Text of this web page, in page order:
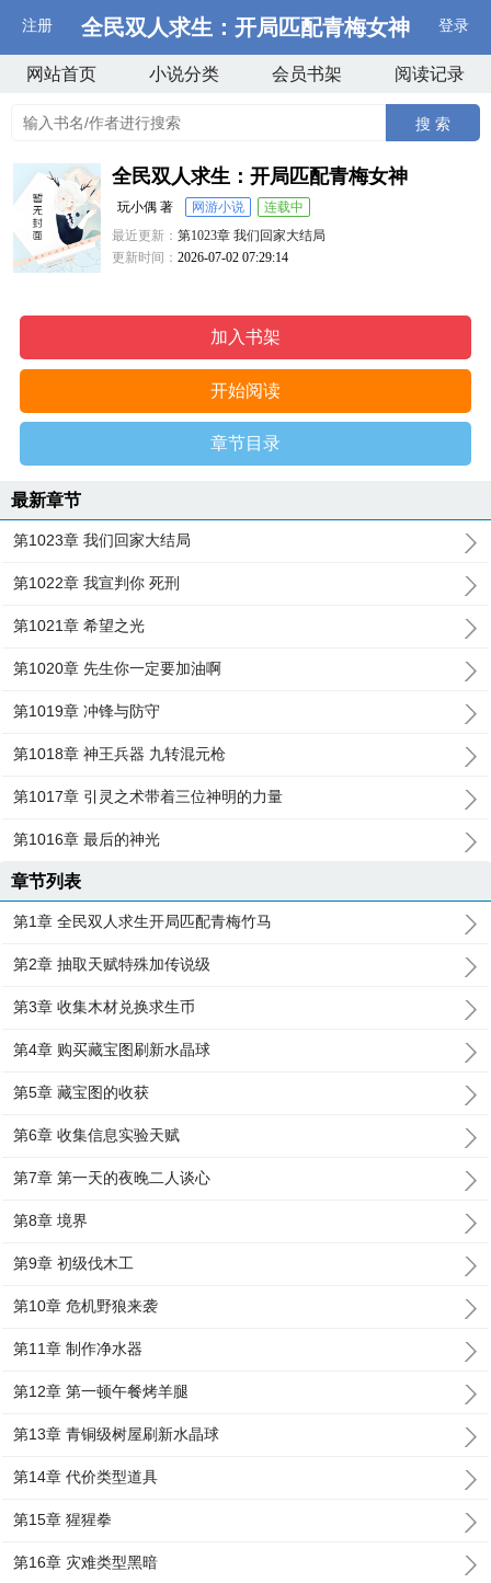
注册 全民双人求生：开局匹配青梅女神 登录
网站首页 小说分类 会员书架 阅读记录
搜 索
全民双人求生：开局匹配青梅女神
玩小偶 著 网游小说
连载中
最近更新：第1023章 我们回家大结局
更新时间：2026-07-02 07:29:14
加入书架
开始阅读
章节目录
最新章节
第1023章 我们回家大结局
第1022章 我宣判你 死刑
第1021章 希望之光
第1020章 先生你一定要加油啊
第1019章 冲锋与防守
第1018章 神王兵器 九转混元枪
第1017章 引灵之术带着三位神明的力量
第1016章 最后的神光
章节列表
第1章 全民双人求生开局匹配青梅竹马
第2章 抽取天赋特殊加传说级
第3章 收集木材兑换求生币
第4章 购买藏宝图刷新水晶球
第5章 藏宝图的收获
第6章 收集信息实验天赋
第7章 第一天的夜晚二人谈心
第8章 境界
第9章 初级伐木工
第10章 危机野狼来袭
第11章 制作净水器
第12章 第一顿午餐烤羊腿
第13章 青铜级树屋刷新水晶球
第14章 代价类型道具
第15章 猩猩拳
第16章 灾难类型黑暗